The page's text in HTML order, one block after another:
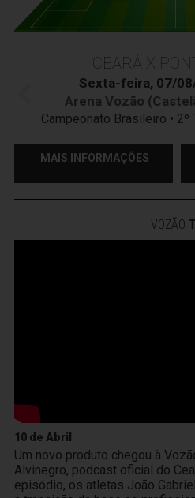
CEARÁ X
Sexta-feira, 07/
Arena Vozão
Campeonato Brasileiro • 2º
MAIS INFORMAÇÕES
VOZÃO
10 de Abril
Um novo produto chegou à
Alvinegro, podcast oficial do
episódio, os atletas João